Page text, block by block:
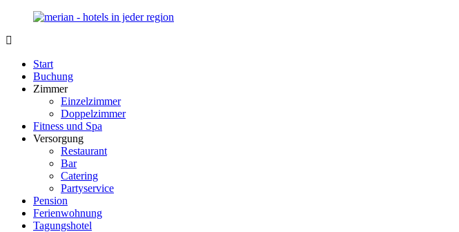
Zurück
Inhalt
Hotel.de
Portal
Hotels,
Unterkunft
Reisen
Deutschland
Start
Buchung
Zimmer
Einzelzimmer
Doppelzimmer
Fitness und Spa
Versorgung
Restaurant
Bar
Catering
Partyservice
Pension
Ferienwohnung
Tagungshotel